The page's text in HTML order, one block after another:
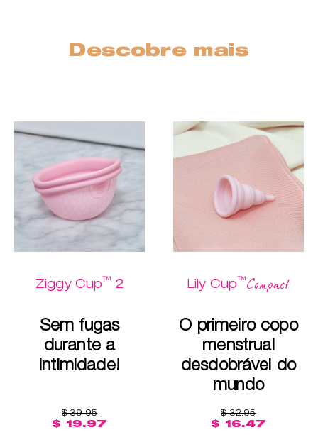
Descobre mais
Ziggy Cup™ 2
Sem fugas
durante a
intimidade!
$ 39.95
$ 19.97
Lily Cup™Compact
O primeiro copo
menstrual
desdobrável do
mundo
$ 32.95
$ 16.47